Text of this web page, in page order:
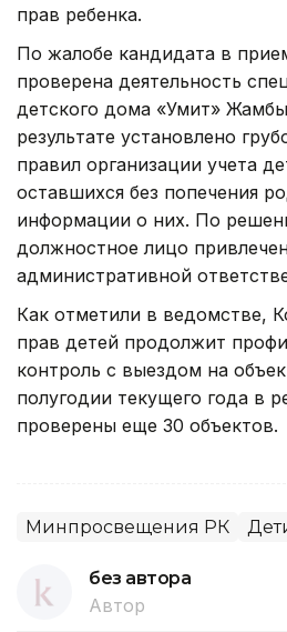
прав ребенка.
По жалобе кандидата в
проверена деятельность
детского дома «Умит»
результате установлено
правил организации учета
оставшихся без попечения
информации о них. По
должностное лицо
административной
Как отметили в ведомстве,
прав детей продолжит
контроль с выездом на
полугодии текущего года в
проверены еще 30 объектов.
Минпросвещения РК
без автора
Автор